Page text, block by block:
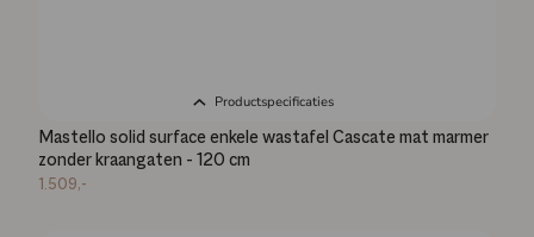
Productspecificaties
Mastello solid surface enkele wastafel Cascate mat marmer
zonder kraangaten - 120 cm
1.509,-